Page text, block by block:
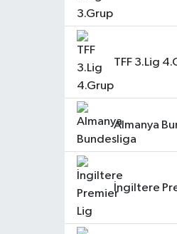
TFF 3.Lig
Almanya
İngiltere